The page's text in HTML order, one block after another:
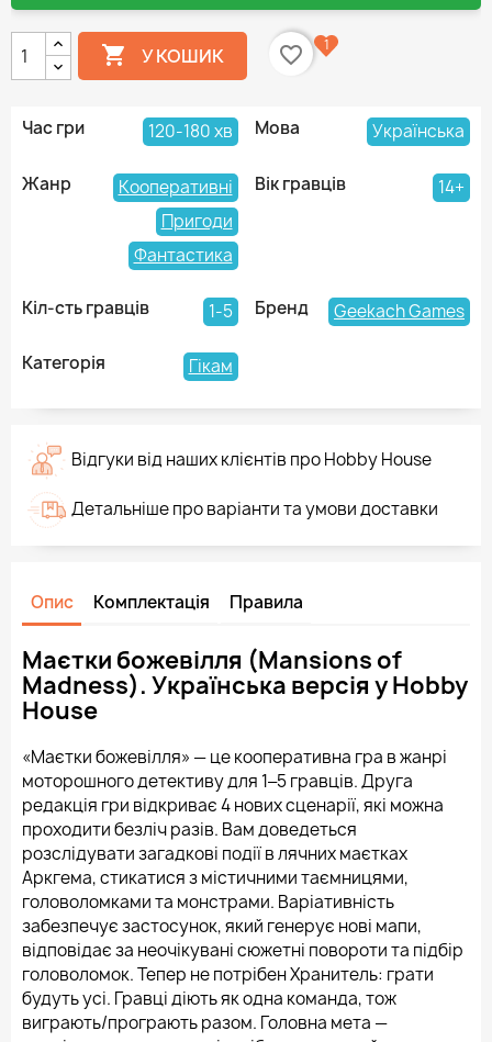
 У КОШИК favorite_border 1
Час гри 120-180 хв Мова Українська
Жанр
Кооперативні
Пригоди
Фантастика
Вік гравців 14+
Кіл-сть гравців 1-5 Бренд Geekach Games
Категорія Гікам
Відгуки від наших клієнтів про Hobby House
Детальніше про варіанти та умови доставки
Опис Комплектація Правила
Маєтки божевілля (Mansions of
Madness). Українська версія у Hobby
House
«Маєтки божевілля» — це кооперативна гра в жанрі
моторошного детективу для 1‒5 гравців. Друга
редакція гри відкриває 4 нових сценарії, які можна
проходити безліч разів. Вам доведеться
розслідувати загадкові події в лячних маєтках
Аркгема, стикатися з містичними таємницями,
головоломками та монстрами. Варіативність
забезпечує застосунок, який генерує нові мапи,
відповідає за неочікувані сюжетні повороти та підбір
головоломок. Тепер не потрібен Хранитель: грати
будуть усі. Гравці діють як одна команда, тож
виграють/програють разом. Головна мета —